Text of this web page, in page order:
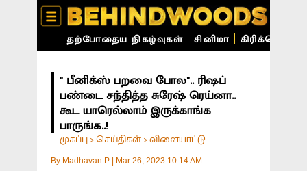
தற்போதைய நிகழ்வுகள் சினிமா கிரிக்கெட்
" பீனிக்ஸ் பறவை போல".. ரிஷப்
பண்டை சந்தித்த சுரேஷ் ரெய்னா..
கூட யாரெல்லாம் இருக்காங்க
பாருங்க..!
முகப்பு >செய்திகள் >விளையாட்டு
By Madhavan P Mar 26, 2023 10:14 AM